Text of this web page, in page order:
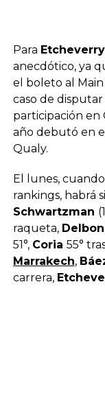
Para Etcheverry
anecdótico, ya
el boleto al Main
caso de
participación en
año debutó en el
Qualy.
El lunes,
rankings, habrá
Schwartzman
raqueta,
51°, Coria 55°
Marrakech,
carrera,